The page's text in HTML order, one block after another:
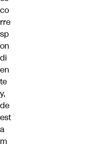
co
rre
sp
on
di
en
te
y,
de
est
a
m